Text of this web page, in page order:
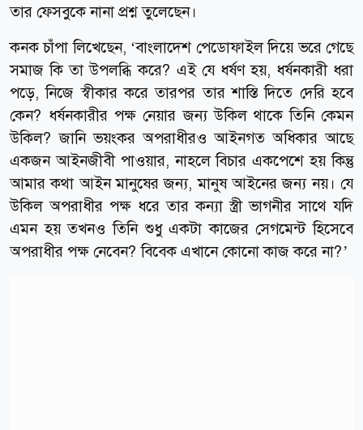
তার ফেসবুকে নানা প্রশ্ন তুলেছেন।
কনক চাঁপা লিখেছেন, ‘বাংলাদেশ পেডোফাইল দিয়ে ভরে গেছে
সমাজ কি তা উপলব্ধি করে? এই যে ধর্ষণ হয়, ধর্ষনকারী ধরা
পড়ে, নিজে স্বীকার করে তারপর তার শাস্তি দিতে দেরি হবে
কেন? ধর্ষনকারীর পক্ষ নেয়ার জন্য উকিল থাকে তিনি কেমন
উকিল? জানি ভয়ংকর অপরাধীরও আইনগত অধিকার আছে
একজন আইনজীবী পাওয়ার, নাহলে বিচার একপেশে হয় কিন্তু
আমার কথা আইন মানুষের জন্য, মানুষ আইনের জন্য নয়। যে
উকিল অপরাধীর পক্ষ ধরে তার কন্যা স্ত্রী ভাগনীর সাথে যদি
এমন হয় তখনও তিনি শুধু একটা কাজের সেগমেন্ট হিসেবে
অপরাধীর পক্ষ নেবেন? বিবেক এখানে কোনো কাজ করে না?’